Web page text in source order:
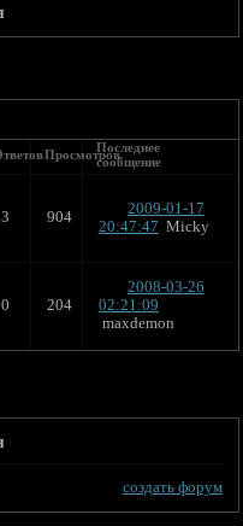
ПросмотровПоследнее
сообщение
3 904
2009-01-17
20:47:47 Micky
0 204
2008-03-26
02:21:09
maxdemon
создать форум